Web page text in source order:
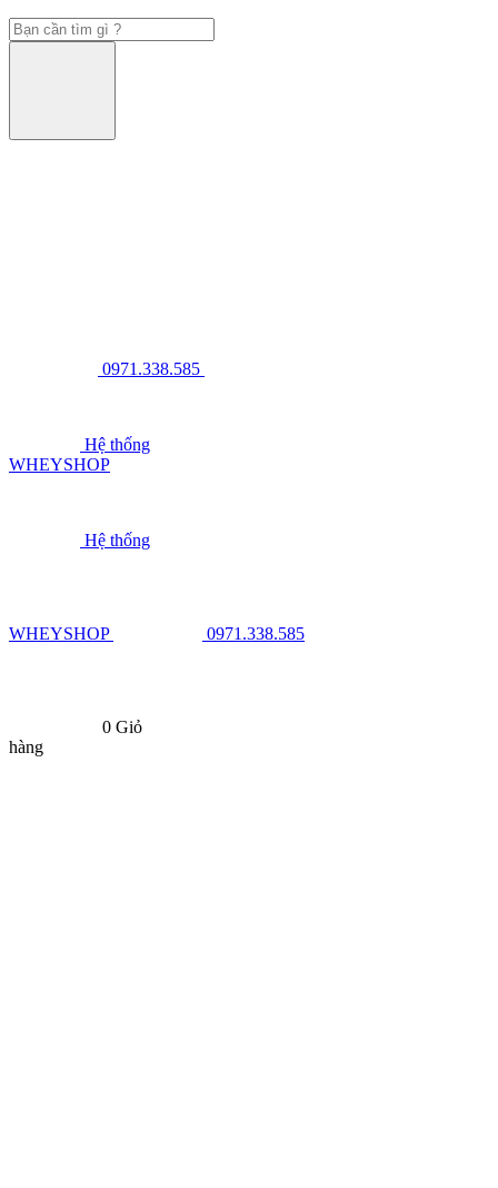
0971.338.585
Hệ thống
WHEYSHOP
Hệ thống
WHEYSHOP 0971.338.585
0 Giỏ
hàng